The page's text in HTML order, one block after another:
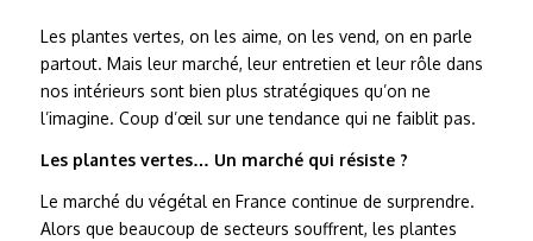
Les plantes vertes, on les aime, on les vend, on en parle
partout. Mais leur marché, leur entretien et leur rôle dans
nos intérieurs sont bien plus stratégiques qu’on ne
l’imagine. Coup d’œil sur une tendance qui ne faiblit pas.
Les plantes vertes… Un marché qui résiste ?
Le marché du végétal en France continue de surprendre.
Alors que beaucoup de secteurs souffrent, les plantes